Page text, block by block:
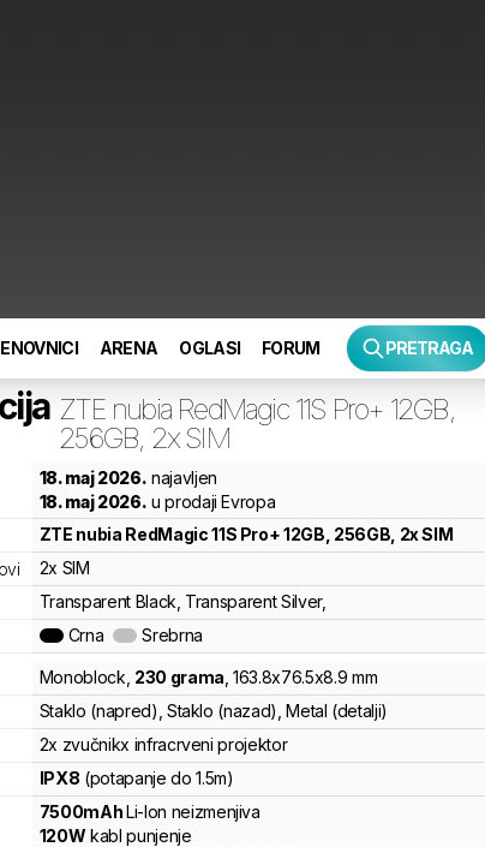
ARENA OGLASI FORUM PRETRAGA
ZTE nubia RedMagic 11S Pro+ 12GB,
256GB, 2x SIM
18. maj 2026. najavljen
18. maj 2026. u prodaji Evropa
ZTE nubia RedMagic 11S Pro+ 12GB, 256GB, 2x SIM
2x SIM
Transparent Black, Transparent Silver,
Crna Srebrna
Monoblock 230 grama ,163.8x76.5x8.9 mm
Staklo (napred), Staklo (nazad), Metal (detalji)
2x zvučnikx infracrveni projektor
IPX8 (potapanje do 1.5m)
7500mAhLi-Ion neizmenjiva
120W kabl punjenje